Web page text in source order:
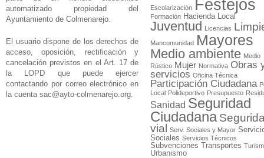
automatizado propiedad del
Ayuntamiento de Colmenarejo.
El usuario dispone de los derechos de
acceso, oposición, rectificación y
cancelación previstos en el Art. 17 de
la LOPD que puede ejercer
contactando por correo electrónico en
la cuenta sac@ayto-colmenarejo.org.
Escolarización Festejos
Formación Hacienda Local
Juventud Licencias
Mancomunidad Mayores
Medio ambiente Medio
Rústico Mujer Normativa Obras
servicios Oficina Técnica
Participación Ciudadana
Local Polideportivo Presupuesto
Sanidad Seguridad
Ciudadana
vial
Serv. Sociales y Mayor
Sociales Servicios Técnicos
Subvenciones Transportes
Urbanismo